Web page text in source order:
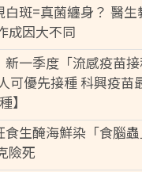
斑=真菌纏身？ 醫生
成因大不同
一季度「流感疫苗
可優先接種 科興疫苗
】
生醃海鮮染「食腦
險死